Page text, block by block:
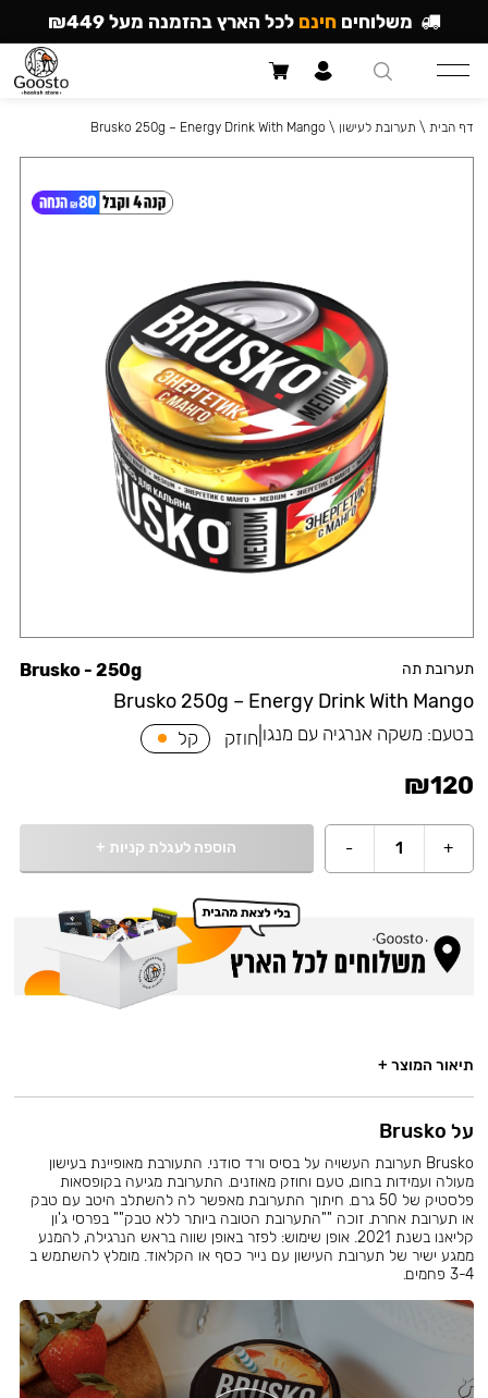
תערובת תה
Brusko 250g – Energy Drink With Mango
Brusko - 250g
בטעם: משקה אנרגיה עם מנגו חוזק קל
₪120
+
1
- הוספה לעגלת קניות +
דף הבית \ תערובת לעישון \
Brusko 250g – Energy Drink With Mango
תיאור המוצר +
על Brusko
Brusko תערובת העשויה על בסיס ורד סודני. התעורבת מאופיינת בעישון
מעולה ועמידות בחום, טעם וחוזק מאוזנים. התערובת מגיעה בקופסאות
פלסטיק של 50 גרם. חיתוך התערובת מאפשר לה להשתלב היטב עם טבק
או תערובת אחרת. זוכה ""התערובת הטובה ביותר ללא טבק"" בפרסי ג'ון
קליאנו בשנת 2021. אופן שימוש: לפזר באופן שווה בראש הנרגילה, להמנע
ממגע ישיר של תערובת העישון עם נייר כסף או הקלאוד. מומלץ להשתמש ב
3-4 פחמים.
משלוחים חינם לכל הארץ בהזמנה מעל ₪449